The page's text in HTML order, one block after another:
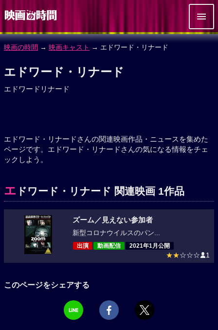
映画の時間 → 映画キャスト → エドワード・リナード
エドワード・リナード
エドワードリナード
エドワード・リナードさんの関連映画作品・ニュースを集めた
ページです。エドワード・リナードさんの気になる情報をチェ
ックしよう。
エ ドワード・リナード 関連映画 1作品
ズーム／見えない参加者
新型コロナウイルスのパン...
出演 動画配信 2021年1月公開
★★☆☆☆ 1
このページをシェアする